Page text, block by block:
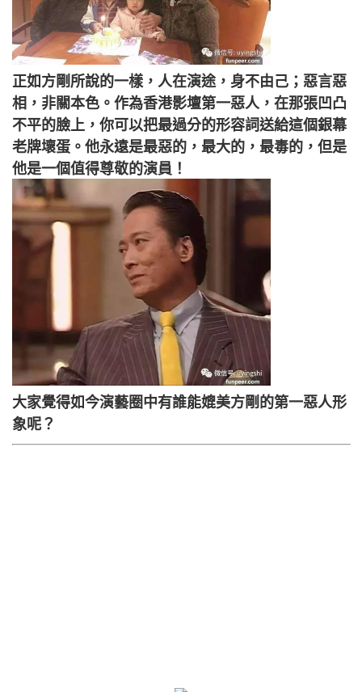
正如方剛所說的一樣，人在演途，身不由己；惡言惡
相，非關本色。作為香港影壇第一惡人，在那張凹凸
不平的臉上，你可以把最過分的形容詞送給這個銀幕
老牌壞蛋。他永遠是最惡的，最大的，最毒的，但是
他是一個值得尊敬的演員！
大家覺得如今演藝圈中有誰能媲美方剛的第一惡人形
象呢？